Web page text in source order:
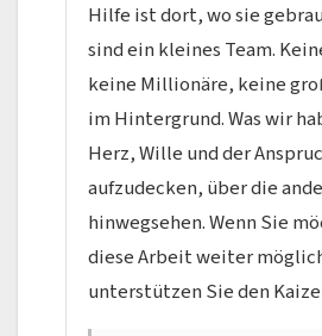
Hilfe ist dort, wo sie
sind ein kleines Team.
keine Millionäre, keine
im Hintergrund. Was wir
Herz, Wille und der
aufzudecken, über die
hinwegsehen. Wenn Sie
diese Arbeit weiter
unterstützen Sie den